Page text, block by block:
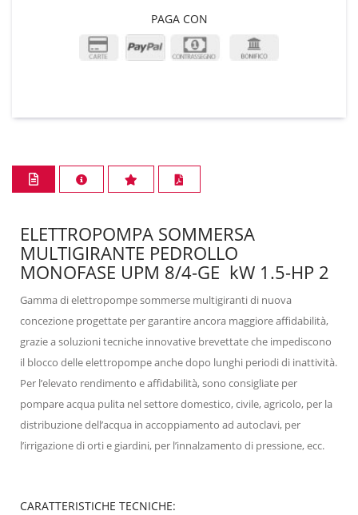
PAGA CON
ELETTROPOMPA SOMMERSA
MULTIGIRANTE PEDROLLO
MONOFASE UPM 8/4-GE kW 1.5-HP 2
Gamma di elettropompe sommerse multigiranti di nuova
concezione progettate per garantire ancora maggiore affidabilità,
grazie a soluzioni tecniche innovative brevettate che impediscono
il blocco delle elettropompe anche dopo lunghi periodi di inattività.
Per l’elevato rendimento e affidabilità, sono consigliate per
pompare acqua pulita nel settore domestico, civile, agricolo, per la
distribuzione dell’acqua in accoppiamento ad autoclavi, per
l’irrigazione di orti e giardini, per l’innalzamento di pressione, ecc.
CARATTERISTICHE TECNICHE: